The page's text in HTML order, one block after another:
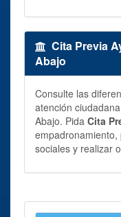
Cita Previa
Abajo
Consulte las
atención
Abajo. Pida Cita
empadronamiento,
sociales y realizar